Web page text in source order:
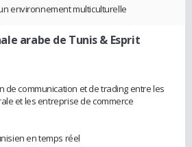
environnement multiculturelle
arabe de Tunis & Esprit
de communication et de trading entre les
et les entreprise de commerce
en temps réel